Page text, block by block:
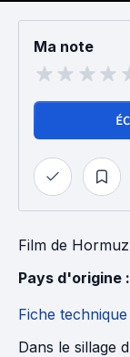
Ma note
Film de
Pays d'origine :
Fiche technique
Dans le sillage